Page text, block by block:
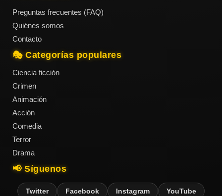
Preguntas frecuentes (FAQ)
Quiénes somos
Contacto
🎭 Categorías populares
Ciencia ficción
Crimen
Animación
Acción
Comedia
Terror
Drama
📢 Síguenos
Twitter Facebook Instagram YouTube